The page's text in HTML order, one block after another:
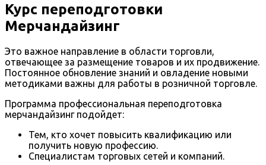
Курс переподготовки
Мерчандайзинг
Это важное направление в области торговли,
отвечающее за размещение товаров и их продвижение.
Постоянное обновление знаний и овладение новыми
методиками важны для работы в розничной торговле.
Программа профессиональная переподготовка
мерчандайзинг подойдет:
Тем, кто хочет повысить квалификацию или
получить новую профессию.
Специалистам торговых сетей и компаний.